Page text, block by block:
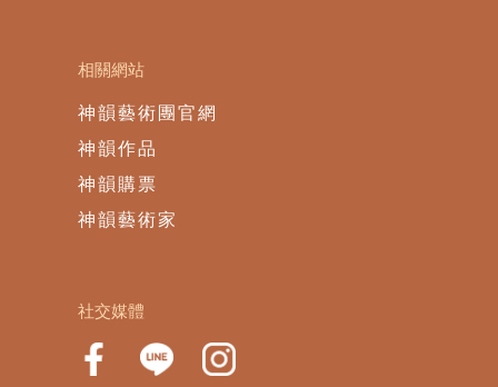
相關網站
神韻藝術團官網
神韻作品
神韻購票
神韻藝術家
社交媒體